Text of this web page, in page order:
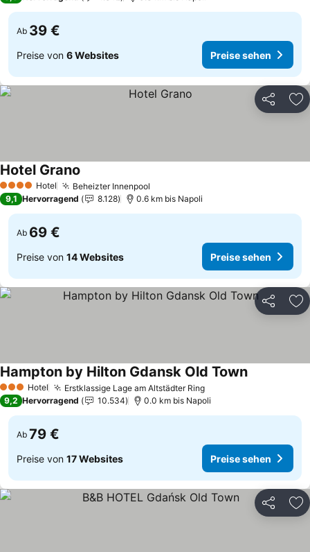
Ab 39 €
Preise von 6 Websites Preise sehen
Teilen
4 Sterne Hotel Beheizter Innenpool
Hotel Grano
9,1 Hervorragend 8.128 0.6 km bis Napoli
Ab 69 €
Preise von 14 Websites Preise sehen
Teilen
3 SterneHotel Erstklassige Lage am Altstädter Ring
Hampton by Hilton Gdansk Old Town
9,2 Hervorragend 10.534 0.0 km bis Napoli
Ab 79 €
Preise von 17 Websites Preise sehen
Teilen